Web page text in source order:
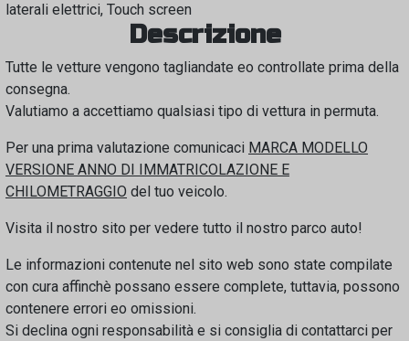
laterali elettrici, Touch screen
Descrizione
Tutte le vetture vengono tagliandate eo controllate prima della
consegna.
Valutiamo a accettiamo qualsiasi tipo di vettura in permuta.
Per una prima valutazione comunicaci MARCA MODELLO
VERSIONE ANNO DI IMMATRICOLAZIONE E
CHILOMETRAGGIO del tuo veicolo.
Visita il nostro sito per vedere tutto il nostro parco auto!
Le informazioni contenute nel sito web sono state compilate
con cura affinchè possano essere complete, tuttavia, possono
contenere errori eo omissioni.
Si declina ogni responsabilità e si consiglia di contattarci per